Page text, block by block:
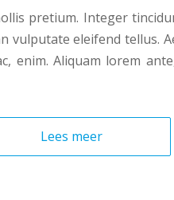
pretium. Integer
vulputate eleifend tellus.
enim. Aliquam lorem
Lees meer